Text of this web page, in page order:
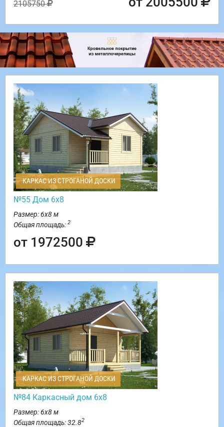
2105750
КАРКАС ИЗ СТРОГАНОЙ ДОСКИ
№55 Дом 6х8
Размер: 6х8 м
Общая площадь: 2
от 1972500
КАРКАС ИЗ СТРОГАНОЙ ДОСКИ
№84 Каркасный дом 6х8
Размер: 6х8 м
Общая площадь: 32.82